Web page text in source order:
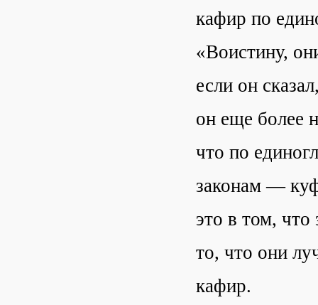
кафир по
«Воистину,
если он
он еще более
что по
законам —
это в том,
то, что они
кафир.